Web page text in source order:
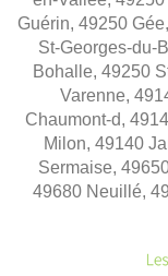
Guérin, 49250
St-Georges-du-
Bohalle, 49250
Varenne,
Chaumont-d,
Milon, 49140
Sermaise,
49680 Neuillé,